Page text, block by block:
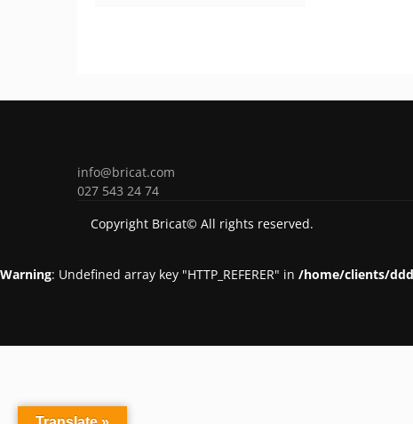
info@bricat.com
027 543 24 74
Copyright Bricat© All rights reserved.
Warning: Undefined array key "HTTP_REFERER" in /home/clients/